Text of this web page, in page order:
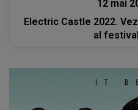
12 mai
Electric Castle 2022.
al